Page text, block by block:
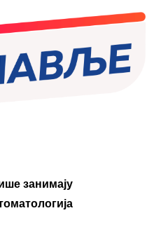
занимају